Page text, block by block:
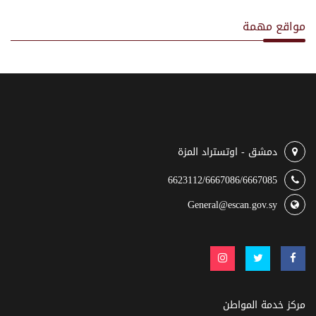
مواقع مهمة
دمشق - اوتستراد المزة
6623112/6667086/6667085
General@escan.gov.sy
مركز خدمة المواطن